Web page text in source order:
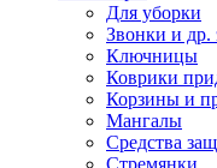
Для уборки
Звонки и др.
Ключницы
Коврики
Корзины и
Мангалы
Средства
Стремянки